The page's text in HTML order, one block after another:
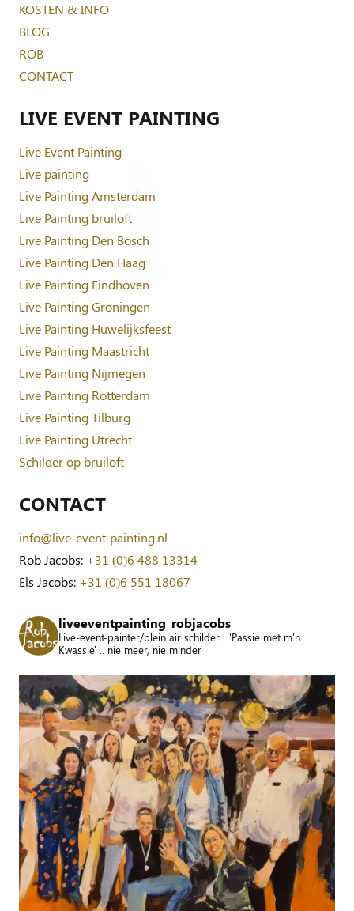
KOSTEN & INFO
BLOG
ROB
CONTACT
LIVE EVENT PAINTING
Live Event Painting
Live painting
Live Painting Amsterdam
Live Painting bruiloft
Live Painting Den Bosch
Live Painting Den Haag
Live Painting Eindhoven
Live Painting Groningen
Live Painting Huwelijksfeest
Live Painting Maastricht
Live Painting Nijmegen
Live Painting Rotterdam
Live Painting Tilburg
Live Painting Utrecht
Schilder op bruiloft
CONTACT
info@live-event-painting.nl
Rob Jacobs: +31 (0)6 488 13314
Els Jacobs: +31 (0)6 551 18067
liveeventpainting_robjacobs
Live-event-painter/plein air schilder... 'Passie met m'n
Kwassie' .. nie meer, nie minder